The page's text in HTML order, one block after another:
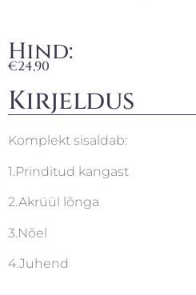
Hind:
€24,90
Kirjeldus
Komplekt sisaldab:
1.Prinditud kangast
2.Akrüül lõnga
3.Nõel
4.Juhend